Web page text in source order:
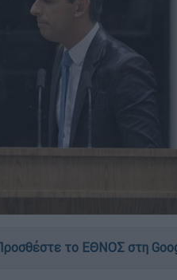
το ΕΘΝΟΣ στη